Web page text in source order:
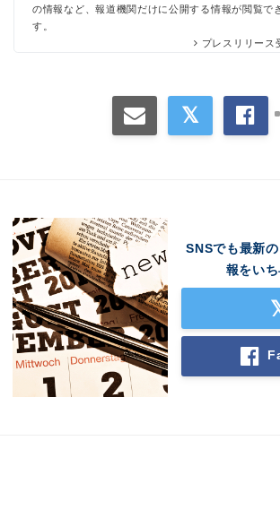
の情報など、報道機関だけに公開する情報が閲覧で
す。
プレスリリース
SNSでも最新
報をい